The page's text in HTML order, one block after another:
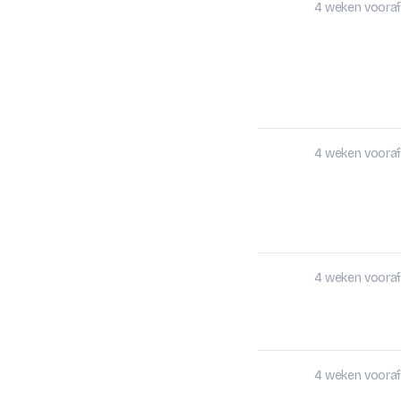
4 weken vooraf
4 weken vooraf
4 weken vooraf
4 weken vooraf